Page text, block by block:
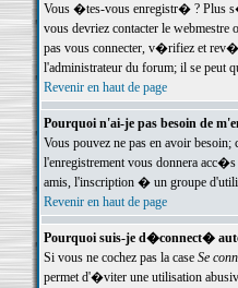
Vous �tes-vous enregistr� ? Plus
vous devriez contacter le
pas vous connecter, v�rifiez et
l'administrateur du forum; il se
Revenir en haut de page
Pourquoi n'ai-je pas besoin de
Vous pouvez ne pas en avoir
l'enregistrement vous donnera
amis, l'inscription � un groupe
Revenir en haut de page
Pourquoi suis-je d�connect�
Si vous ne cochez pas la case Se
permet d'�viter une utilisation